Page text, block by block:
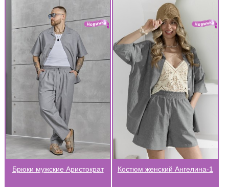
Брюки мужские Аристократ Костюм женский Ангелина-1